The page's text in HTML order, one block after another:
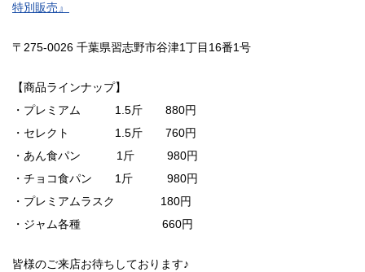
特別販売』
〒275-0026 千葉県習志野市谷津1丁目16番1号
【商品ラインナップ】
・プレミアム 1.5斤 880円
・セレクト 1.5斤 760円
・あん食パン 1斤 980円
・チョコ食パン 1斤 980円
・プレミアムラスク 180円
・ジャム各種 660円
皆様のご来店お待ちしております♪